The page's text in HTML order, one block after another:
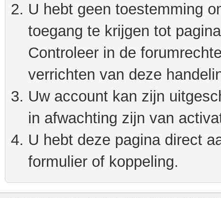
U hebt geen toestemming
toegang te krijgen tot
Controleer in de
verrichten van deze
Uw account kan zijn
in afwachting zijn van
U hebt deze pagina direct
formulier of koppeling.